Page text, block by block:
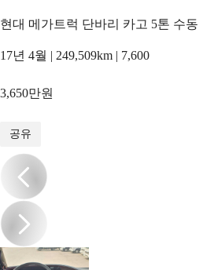
현대 메가트럭 단바리 카고 5톤 수동
17년 4월 | 249,509km | 7,600
3,650만원
공유
/16